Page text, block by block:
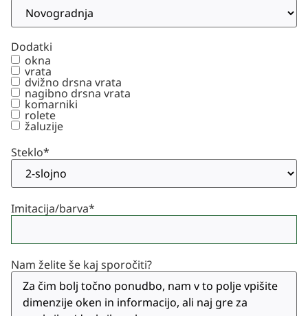
Dodatki
okna
vrata
dvižno drsna vrata
nagibno drsna vrata
komarniki
rolete
žaluzije
Steklo*
Imitacija/barva*
Nam želite še kaj sporočiti?